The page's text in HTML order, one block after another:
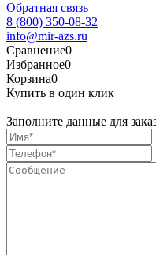
Обратная связь
8 (800) 350-08-32
info@mir-azs.ru
Сравнение0
Избранное0
Корзина0
Купить в один клик
Заполните данные для